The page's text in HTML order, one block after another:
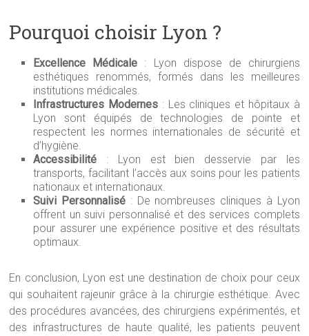
Pourquoi choisir Lyon ?
Excellence Médicale : Lyon dispose de chirurgiens
esthétiques renommés, formés dans les meilleures
institutions médicales.
Infrastructures Modernes : Les cliniques et hôpitaux à
Lyon sont équipés de technologies de pointe et
respectent les normes internationales de sécurité et
d’hygiène.
Accessibilité : Lyon est bien desservie par les
transports, facilitant l’accès aux soins pour les patients
nationaux et internationaux.
Suivi Personnalisé : De nombreuses cliniques à Lyon
offrent un suivi personnalisé et des services complets
pour assurer une expérience positive et des résultats
optimaux.
En conclusion, Lyon est une destination de choix pour ceux
qui souhaitent rajeunir grâce à la chirurgie esthétique. Avec
des procédures avancées, des chirurgiens expérimentés, et
des infrastructures de haute qualité, les patients peuvent